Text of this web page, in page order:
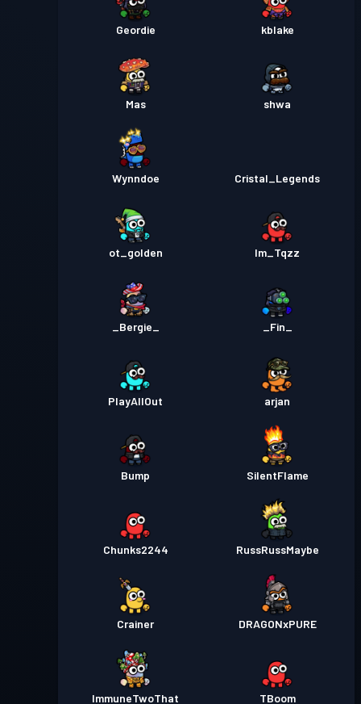
Geordie kblake
Mas shwa
Wynndoe Cristal_Legends
ot_golden Im_Tqzz
_Bergie_ _Fin_
PlayAllOut arjan
Bump SilentFlame
Chunks2244 RussRussMaybe
Crainer DRAGONxPURE
ImmuneTwoThat TBoom